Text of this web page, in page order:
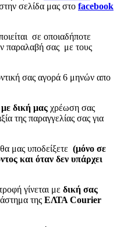
σελίδα μας στο facebook
σε οποιαδήποτε
παραλαβή σας με τους
σας αγορά 6 μηνών απο
με δική μας χρέωση σας
της παραγγελίας σας για
μας υποδείξετε (μόνο σε
και όταν δεν υπάρχει
γίνεται με δική σας
της ΕΛΤΑ Courier